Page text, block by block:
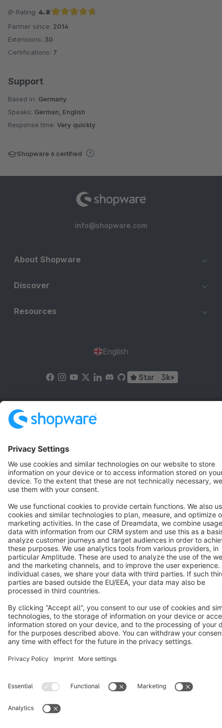
Ø-Rating: 4.8
Average rating of 4.8 out of 5 stars
Partner since: 2014
Extensions: 30
Certifications: 7
Support
Based in: Germany
Speaks: German, English
Response time: Very quickly
Shopware 6 certified
info@shopware.com
About Shopware
Discover
Resources
English
Star 3k+
Terms & Conditions
Copyright © shopware AG - All rights reserved
Notice: * All prices are quoted net of the statutory value-added tax